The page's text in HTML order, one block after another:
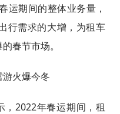
运期间的整体业务量，
行需求的大增，为租车
春节市场。
火爆今冬
，2022年春运期间，租